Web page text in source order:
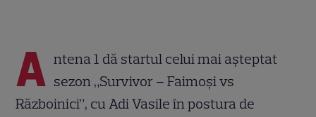
A ntena 1 dă startul celui mai așteptat
sezon „Survivor – Faimoși vs
Războinici”, cu Adi Vasile în postura de